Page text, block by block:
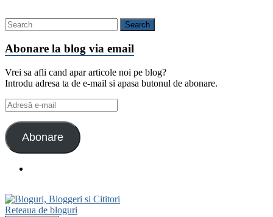
Abonare la blog via email
Vrei sa afli cand apar articole noi pe blog?
Introdu adresa ta de e-mail si apasa butonul de abonare.
Adresă
e-
mail
Abonare
Reteaua de bloguri